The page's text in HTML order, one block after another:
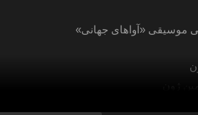
موسیقی «آواهای جهانی»